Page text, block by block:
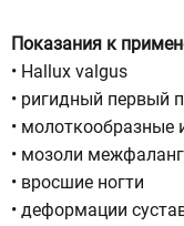
Показания к
• Hallux valgus
• ригидный первый
• молоткообразные
• мозоли
• вросшие ногти
• деформации